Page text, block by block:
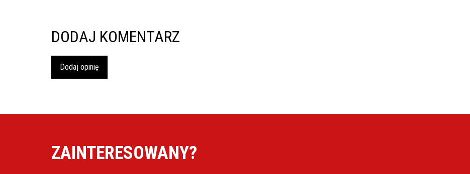
DODAJ KOMENTARZ
Dodaj opinię
ZAINTERESOWANY?